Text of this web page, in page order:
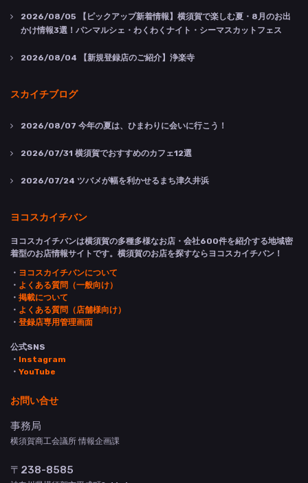
2026/08/05 【ピックアップ新着情報】横須賀で楽しむ夏・8月のお出
かけ情報3選！パンマルシェ・わくわくナイト・シーマスカットフェス
2026/08/04 【新規登録店のご紹介】浄楽寺
スカイチブログ
2026/08/07 今年の夏は、ひまわりに会いに行こう！
2026/07/31 横須賀でおすすめのカフェ12選
2026/07/24 ツバメが幅を利かせるまち津久井浜
ヨコスカイチバン
ヨコスカイチバンは横須賀の多種多様なお店・会社600件を紹介する地域密
着型のお店情報サイトです。横須賀のお店を探すならヨコスカイチバン！
・ ヨコスカイチバンについて
・ よくある質問（一般向け）
・ 掲載について
・ よくある質問（店舗様向け）
・ 登録店専用管理画面
公式SNS
・ Instagram
・ YouTube
お問い合せ
事務局
横須賀商工会議所 情報企画課
〒238-8585